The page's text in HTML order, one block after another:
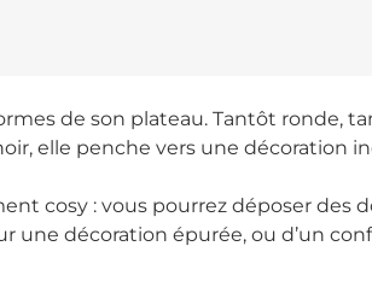
de son plateau. Tantôt ronde,
elle penche vers une décoration
cosy : vous pourrez déposer des
une décoration épurée, ou d’un